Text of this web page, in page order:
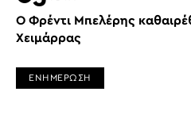
Ο Φρέντι Μπελέρης
Χειμάρρας
ΕΝΗΜΕΡΩΣΗ